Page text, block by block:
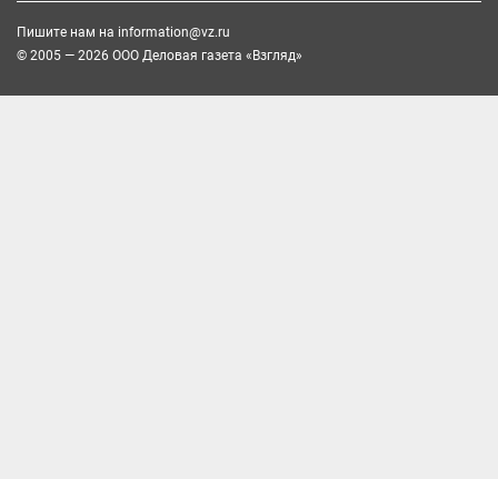
Пишите нам на information@vz.ru
© 2005 — 2026 ООО Деловая газета «Взгляд»